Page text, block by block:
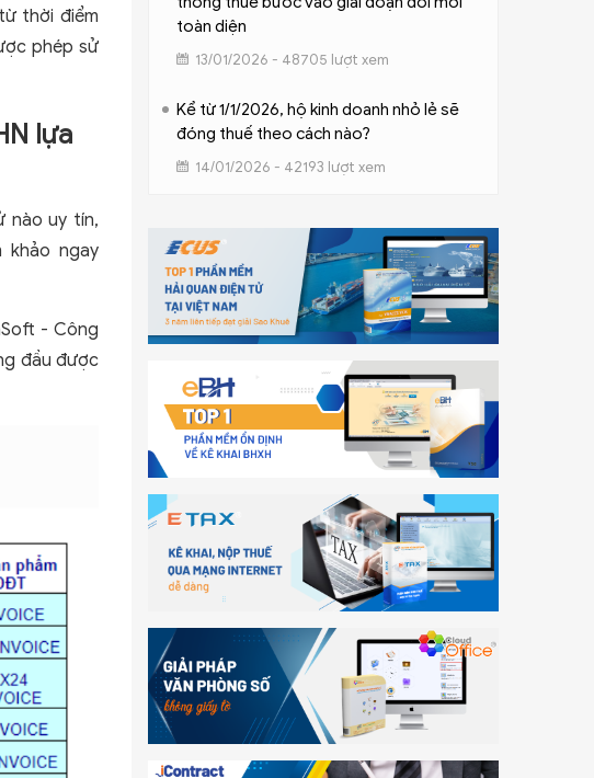
thời điểm
phép sử
lựa
nào uy tín,
ngay
- Công
đầu được
toàn diện
13/01/2026 - 48705 lượt xem
Kể từ 1/1/2026, hộ kinh doanh nhỏ lẻ sẽ
đóng thuế theo cách nào?
14/01/2026 - 42193 lượt xem